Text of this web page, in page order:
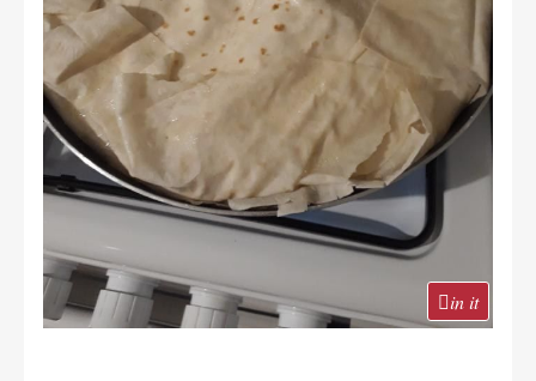
in it